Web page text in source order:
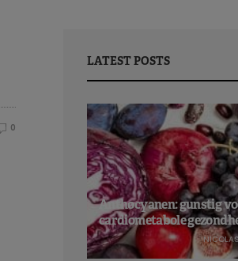
0
LATEST POSTS
Anthocyanen: gunstig
cardiometabole